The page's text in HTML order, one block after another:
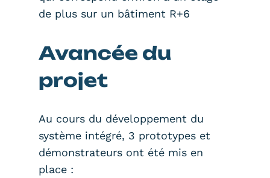
de plus sur un bâtiment R+6
Avancée du
projet
Au cours du développement du
système intégré, 3 prototypes et
démonstrateurs ont été mis en
place :